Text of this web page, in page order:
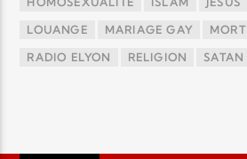
LOUANGE MARIAGE GAY MORT
RADIO ELYON RELIGION SATAN